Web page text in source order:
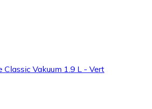
Classic Vakuum 1.9 L - Vert